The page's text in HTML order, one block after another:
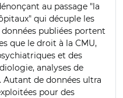
au passage "la
qui décuple les
publiées portent
que le droit à la CMU,
et des
analyses de
Autant de données ultra
pour des